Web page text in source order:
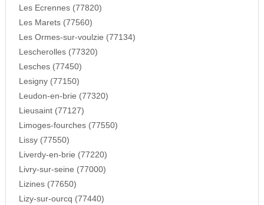
Les Ecrennes (77820)
Les Marets (77560)
Les Ormes-sur-voulzie (77134)
Lescherolles (77320)
Lesches (77450)
Lesigny (77150)
Leudon-en-brie (77320)
Lieusaint (77127)
Limoges-fourches (77550)
Lissy (77550)
Liverdy-en-brie (77220)
Livry-sur-seine (77000)
Lizines (77650)
Lizy-sur-ourcq (77440)